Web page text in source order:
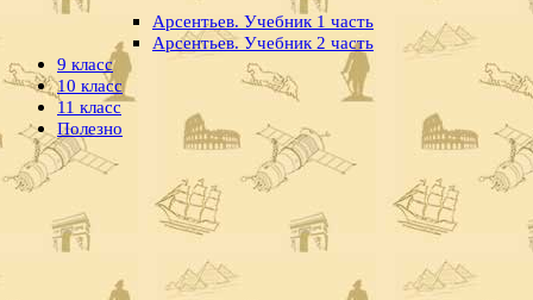
Арсентьев. Учебник 1 часть
Арсентьев. Учебник 2 часть
9 класс
10 класс
11 класс
Полезно